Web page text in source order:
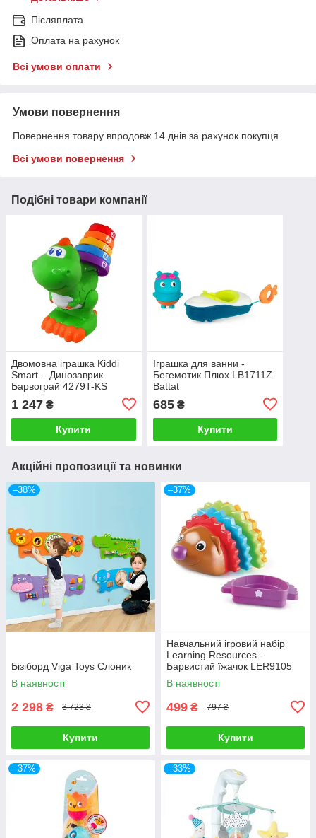
Післяплата
Оплата на рахунок
Всі умови оплати
Умови повернення
Повернення товару впродовж 14 днів за рахунок покупця
Всі умови повернення
Подібні товари компанії
Двомовна іграшка Kiddi
Smart – Динозаврик
Барвограй 4279T-KS
1 247 ₴
Купити
Іграшка для ванни -
Бегемотик Плюх LB1711Z
Battat
685₴
Купити
Акційні пропозиції та новинки
–38%
Бізіборд Viga Toys Слоник
В наявності
2 298 ₴ 3 723 ₴
Купити
–37%
Навчальний ігровий набір
Learning Resources -
Барвистий їжачок LER9105
В наявності
499 ₴ 797 ₴
Купити
–37% –33%